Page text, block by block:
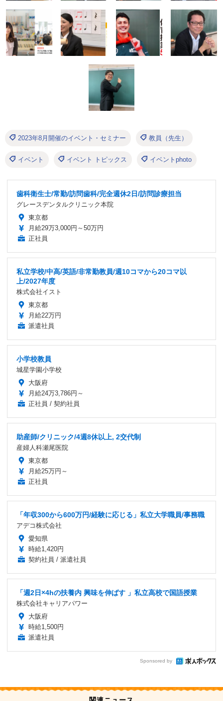
2023年8月開催のイベント・セミナー 教員（先生）
イベント イベント トピックス イベントphoto
歯科衛生士/常勤/訪問歯科/完全週休2日/訪問診療担当
グレースデンタルクリニック本院
東京都
月給29万3,000円～50万円
正社員
私立学校/中高/英語/非常勤教員/週10コマから20コマ以
上/2027年度
株式会社イスト
東京都
月給22万円
派遣社員
小学校教員
城星学園小学校
大阪府
月給24万3,786円～
正社員 / 契約社員
助産師/クリニック/4週8休以上, 2交代制
産婦人科瀬尾医院
東京都
月給25万円～
正社員
「年収300から600万円/経験に応じる」私立大学職員/事務職
アデコ株式会社
愛知県
時給1,420円
契約社員 / 派遣社員
「週2日×4hの扶養内 興味を伸ばす 」私立高校で国語授業
株式会社キャリアパワー
大阪府
時給1,500円
派遣社員
Sponsored by
関連ニュース